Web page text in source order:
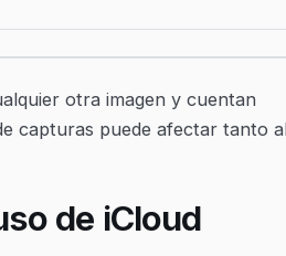
otra imagen y cuentan
capturas puede afectar tanto
de iCloud